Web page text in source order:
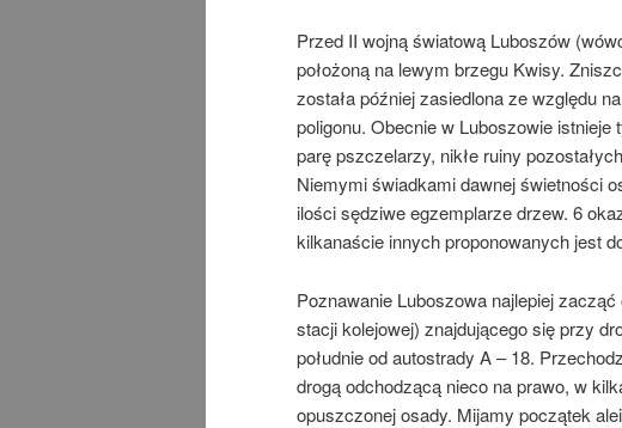
Przed II wojną światową Luboszów
położoną na lewym brzegu Kwisy.
została później zasiedlona ze względu
poligonu. Obecnie w Luboszowie
parę pszczelarzy, nikłe ruiny
Niemymi świadkami dawnej świetności
ilości sędziwe egzemplarze drzew. 6
kilkanaście innych proponowanych jest
Poznawanie Luboszowa najlepiej
stacji kolejowej) znajdującego się przy
południe od autostrady A – 18.
drogą odchodzącą nieco na prawo, w
opuszczonej osady. Mijamy początek